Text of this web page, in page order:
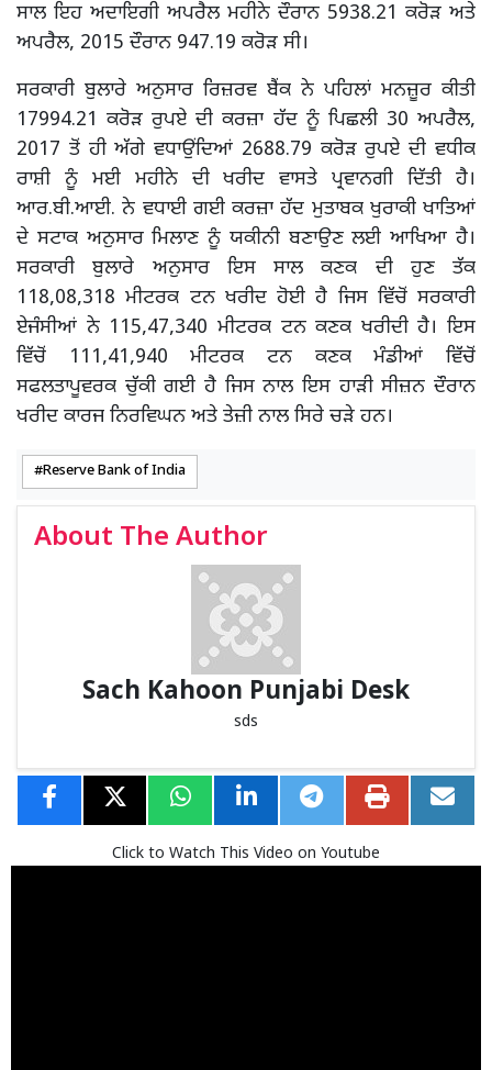
ਸਾਲ ਇਹ ਅਦਾਇਗੀ ਅਪਰੈਲ ਮਹੀਨੇ ਦੌਰਾਨ 5938.21 ਕਰੋੜ ਅਤੇ
ਅਪਰੈਲ, 2015 ਦੌਰਾਨ 947.19 ਕਰੋੜ ਸੀ।
ਸਰਕਾਰੀ ਬੁਲਾਰੇ ਅਨੁਸਾਰ ਰਿਜ਼ਰਵ ਬੈਂਕ ਨੇ ਪਹਿਲਾਂ ਮਨਜ਼ੂਰ ਕੀਤੀ
17994.21 ਕਰੋੜ ਰੁਪਏ ਦੀ ਕਰਜ਼ਾ ਹੱਦ ਨੂੰ ਪਿਛਲੀ 30 ਅਪਰੈਲ,
2017 ਤੋਂ ਹੀ ਅੱਗੇ ਵਧਾਉਂਦਿਆਂ 2688.79 ਕਰੋੜ ਰੁਪਏ ਦੀ ਵਧੀਕ
ਰਾਸ਼ੀ ਨੂੰ ਮਈ ਮਹੀਨੇ ਦੀ ਖਰੀਦ ਵਾਸਤੇ ਪ੍ਰਵਾਨਗੀ ਦਿੱਤੀ ਹੈ।
ਆਰ.ਬੀ.ਆਈ. ਨੇ ਵਧਾਈ ਗਈ ਕਰਜ਼ਾ ਹੱਦ ਮੁਤਾਬਕ ਖੁਰਾਕੀ ਖਾਤਿਆਂ
ਦੇ ਸਟਾਕ ਅਨੁਸਾਰ ਮਿਲਾਣ ਨੂੰ ਯਕੀਨੀ ਬਣਾਉਣ ਲਈ ਆਖਿਆ ਹੈ।
ਸਰਕਾਰੀ ਬੁਲਾਰੇ ਅਨੁਸਾਰ ਇਸ ਸਾਲ ਕਣਕ ਦੀ ਹੁਣ ਤੱਕ
118,08,318 ਮੀਟਰਕ ਟਨ ਖਰੀਦ ਹੋਈ ਹੈ ਜਿਸ ਵਿੱਚੋਂ ਸਰਕਾਰੀ
ਏਜੰਸੀਆਂ ਨੇ 115,47,340 ਮੀਟਰਕ ਟਨ ਕਣਕ ਖਰੀਦੀ ਹੈ। ਇਸ
ਵਿੱਚੋਂ 111,41,940 ਮੀਟਰਕ ਟਨ ਕਣਕ ਮੰਡੀਆਂ ਵਿੱਚੋਂ
ਸਫਲਤਾਪੂਵਰਕ ਚੁੱਕੀ ਗਈ ਹੈ ਜਿਸ ਨਾਲ ਇਸ ਹਾੜੀ ਸੀਜ਼ਨ ਦੌਰਾਨ
ਖਰੀਦ ਕਾਰਜ ਨਿਰਵਿਘਨ ਅਤੇ ਤੇਜ਼ੀ ਨਾਲ ਸਿਰੇ ਚੜੇ ਹਨ।
Reserve Bank of India
About The Author
Sach Kahoon Punjabi Desk
sds
Click to Watch This Video on Youtube